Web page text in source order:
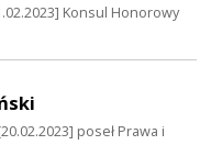
Konsul Honorowy
poseł Prawa i